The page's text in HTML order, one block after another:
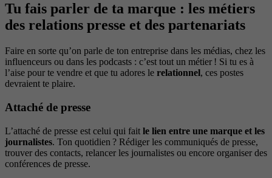
Tu fais parler de ta marque : les métiers
des relations presse et des partenariats
Faire en sorte qu’on parle de ton entreprise dans les médias, chez les
influenceurs ou dans les podcasts : c’est tout un métier ! Si tu es à
l’aise pour te vendre et que tu adores le relationnel, ces postes
devraient te plaire.
Attaché de presse
L’attaché de presse est celui qui fait le lien entre une marque et les
journalistes. Ton quotidien ? Rédiger les communiqués de presse,
trouver des contacts, relancer les journalistes ou encore organiser des
conférences de presse.